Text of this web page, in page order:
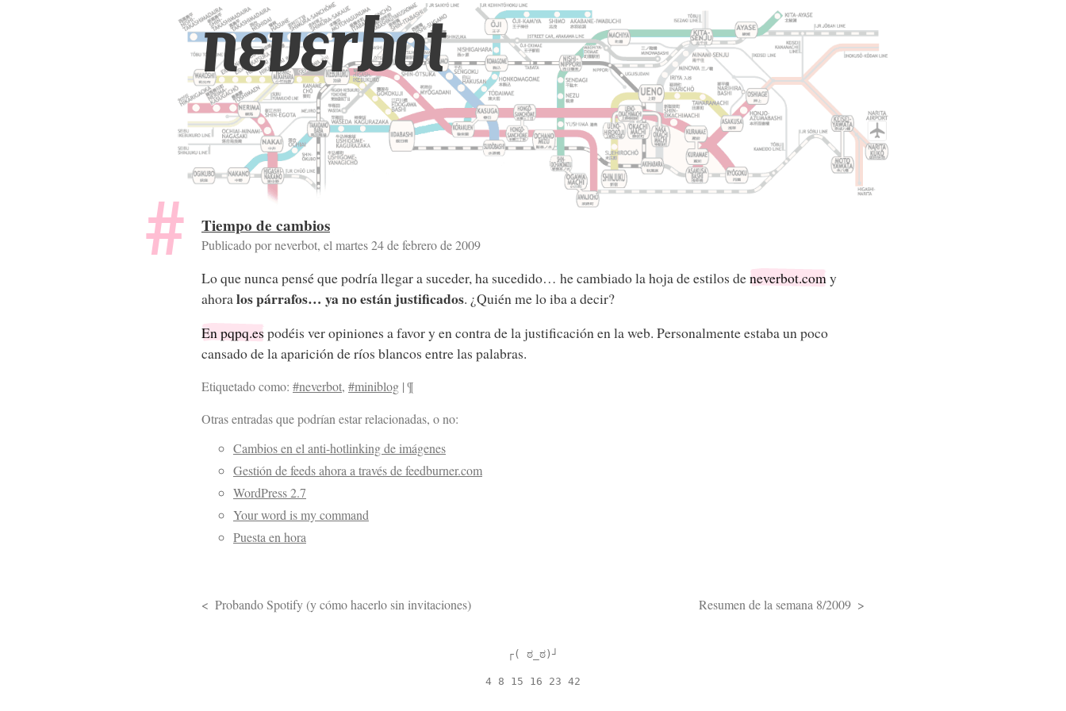
neverbot
Tiempo de cambios
Publicado por neverbot, el martes 24 de febrero de 2009
Lo que nunca pensé que podría llegar a suceder, ha sucedido… he cambiado la hoja de estilos deneverbot.com y
ahoralos párrafos… ya no están justificados. ¿Quién me lo iba a decir?
En pqpq.es podéis ver opiniones a favor y en contra de la justificación en la web. Personalmente estaba un poco
cansado de la aparición de ríos blancos entre las palabras.
Etiquetado como: #neverbot, #miniblog |¶
Otras entradas que podrían estar relacionadas, o no:
Cambios en el anti-hotlinking de imágenes
Gestión de feeds ahora a través de feedburner.com
WordPress 2.7
Your word is my command
Puesta en hora
Probando Spotify (y cómo hacerlo sin invitaciones) Resumen de la semana 8/2009
┌( ಠ_ಠ)┘
4 8 15 16 23 42